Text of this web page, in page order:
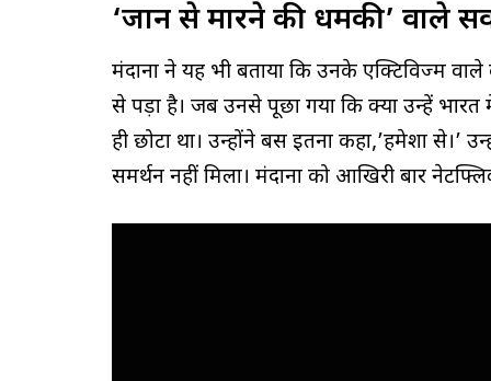
‘जान से मारने की धमकी’ वाले
मंदाना ने यह भी बताया कि उनके एक्टिविज्म
से पड़ा है। जब उनसे पूछा गया कि क्या उन्हें
ही छोटा था। उन्होंने बस इतना कहा,’हमेशा से।’
समर्थन नहीं मिला। मंदाना को आखिरी बार